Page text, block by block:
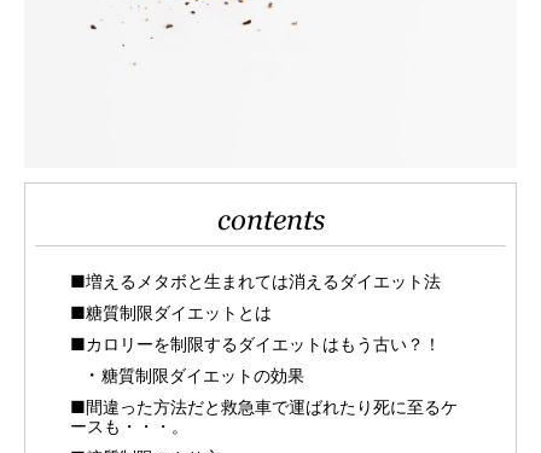
contents
■増えるメタボと生まれては消えるダイエット法
■糖質制限ダイエットとは
■カロリーを制限するダイエットはもう古い？！
糖質制限ダイエットの効果
■間違った方法だと救急車で運ばれたり死に至るケ
ースも・・・。